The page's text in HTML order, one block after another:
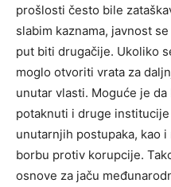
prošlosti često bile
slabim kaznama, javnost
put biti drugačije. Ukoliko
moglo otvoriti vrata za
unutar vlasti. Moguće je
potaknuti i druge
unutarnjih postupaka, kao
borbu protiv korupcije.
osnove za jaču